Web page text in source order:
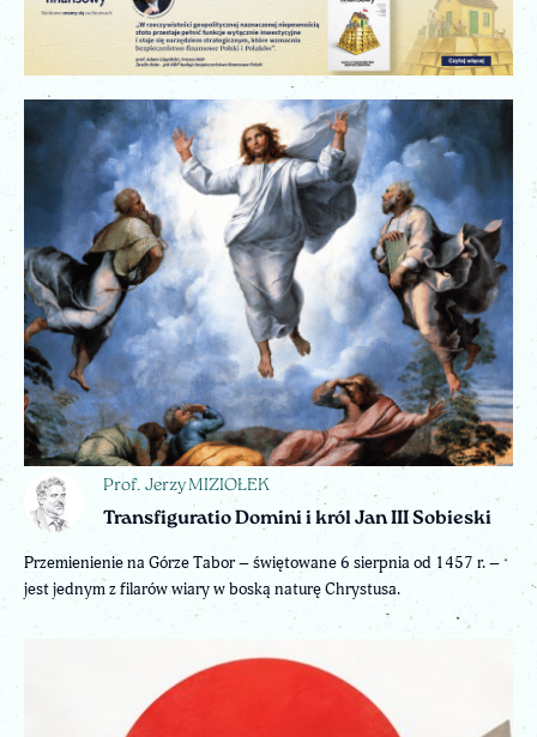
Prof. Jerzy MIZIOŁEK
Transfiguratio Domini i król Jan III Sobieski
Przemienienie na Górze Tabor – świętowane 6 sierpnia od 1457 r. –
jest jednym z filarów wiary w boską naturę Chrystusa.